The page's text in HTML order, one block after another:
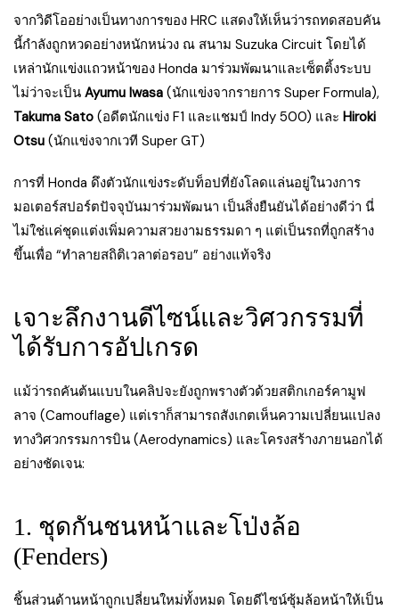
จากวิดีโออย่างเป็นทางการของ HRC แสดงให้เห็นว่ารถทดสอบคัน
นี้กำลังถูกหวดอย่างหนักหน่วง ณ สนาม Suzuka Circuit โดยได้
เหล่านักแข่งแถวหน้าของ Honda มาร่วมพัฒนาและเซ็ตติ้งระบบ
ไม่ว่าจะเป็น Ayumu Iwasa (นักแข่งจากรายการ Super Formula),
Takuma Sato (อดีตนักแข่ง F1 และแชมป์ Indy 500) และ Hiroki
Otsu (นักแข่งจากเวที Super GT)
การที่ Honda ดึงตัวนักแข่งระดับท็อปที่ยังโลดแล่นอยู่ในวงการ
มอเตอร์สปอร์ตปัจจุบันมาร่วมพัฒนา เป็นสิ่งยืนยันได้อย่างดีว่า นี่
ไม่ใช่แค่ชุดแต่งเพิ่มความสวยงามธรรมดา ๆ แต่เป็นรถที่ถูกสร้าง
ขึ้นเพื่อ “ทำลายสถิติเวลาต่อรอบ” อย่างแท้จริง
เจาะลึกงานดีไซน์และวิศวกรรมที่
ได้รับการอัปเกรด
แม้ว่ารถคันต้นแบบในคลิปจะยังถูกพรางตัวด้วยสติกเกอร์คามูฟ
ลาจ (Camouflage) แต่เราก็สามารถสังเกตเห็นความเปลี่ยนแปลง
ทางวิศวกรรมการบิน (Aerodynamics) และโครงสร้างภายนอกได้
อย่างชัดเจน:
1. ชุดกันชนหน้าและโป่งล้อ
(Fenders)
ชิ้นส่วนด้านหน้าถูกเปลี่ยนใหม่ทั้งหมด โดยดีไซน์ซุ้มล้อหน้าให้เป็น